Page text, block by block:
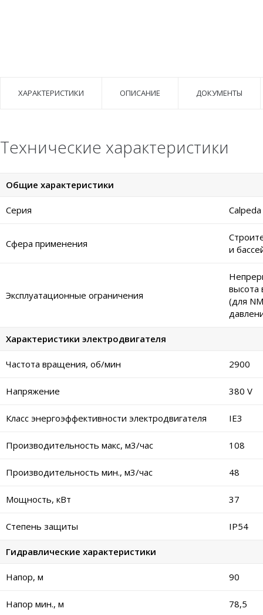
ХАРАКТЕРИСТИКИ ОПИСАНИЕ ДОКУМЕНТЫ
Технические характеристики
Общие характеристики
Серия
Сфера применения
и
Эксплуатационные ограничения
высота
(для
Характеристики электродвигателя
Частота вращения, об/мин 2900
Напряжение 380 V
Класс энергоэффективности электродвигателя IE3
Производительность макс, м3/час 108
Производительность мин., м3/час 48
Мощность, кВт 37
Степень защиты IP54
Гидравлические характеристики
Напор, м 90
Напор мин., м 78,5